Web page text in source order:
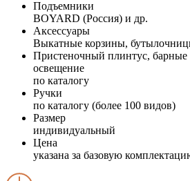
Подъемники
BOYARD (Россия) и др.
Аксессуары
Выкатные корзины,
Пристеночный плинтус, барные
освещение
по каталогу
Ручки
по каталогу (более 100 видов)
Размер
индивидуальный
Цена
указана за базовую